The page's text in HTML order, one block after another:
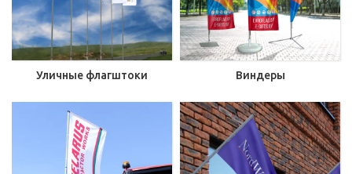
Уличные флагштоки Виндеры